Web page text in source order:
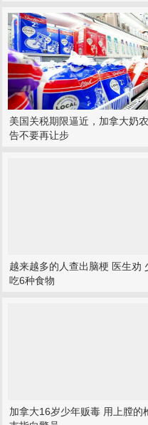
美国关税期限逼近，加拿大奶
告不要再让步
越来越多的人查出脑梗 医生劝
吃6种食物
加拿大16岁少年贩毒 用上膛的